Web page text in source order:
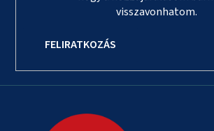
visszavonhatom.
FELIRATKOZÁS